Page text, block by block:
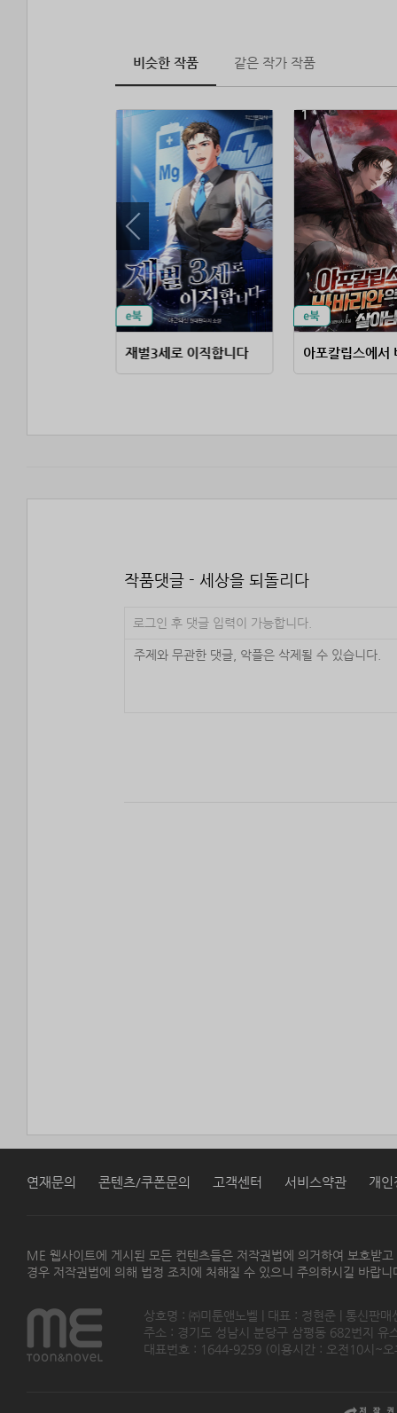
비슷한 작품 같은 작가 작품
재벌3세로 이직합니다
작품댓글 - 세상을 되돌리다
로그인 후 댓글 입력이 가능합니다.
연재문의 콘텐츠/쿠폰문의 고객센터 서비스약관 개인
ME 웹사이트에 게시된 모든 컨텐츠들은 저작권법에 의거하여 보호받
경우 저작권법에 의해 법정 조치에 처해질 수 있으니 주의하시길 바랍니
상호명 : ㈜미툰앤노벨 | 대표 : 정현준 | 통신판
주소 : 경기도 성남시 분당구 삼평동 682번지
대표번호 : 1644-9259 (이용시간 : 오전10시~